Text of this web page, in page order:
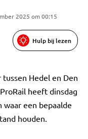
2025 om 00:15
Hulp bij lezen
Hedel en Den
heeft dinsdag
een bepaalde
houden.